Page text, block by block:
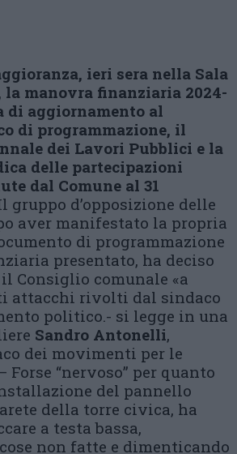
ieri sera nella Sala
la manovra finanziaria 2024-
di aggiornamento al
di programmazione, il
dei Lavori Pubblici e la
delle partecipazioni
dal Comune al 31
gruppo d’opposizione delle
aver manifestato la propria
di programmazione
presentato, ha deciso
Consiglio comunale «a
attacchi rivolti dal sindaco
politico.- si legge in una
Sandro Antonelli,
dei movimenti per le
Forse “nervoso” per quanto
del pannello
della torre civica, ha
a testa bassa,
non fatte e dimenticando